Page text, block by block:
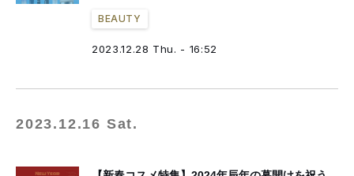
BEAUTY
2023.12.28 Thu. - 16:52
2023.12.16 Sat.